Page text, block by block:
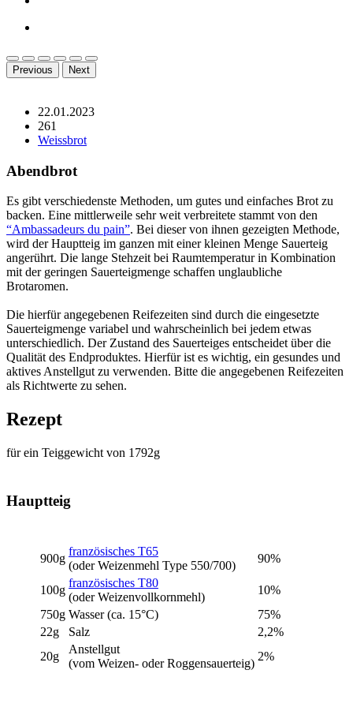
Previous Next
22.01.2023
261
Weissbrot
Abendbrot
Es gibt verschiedenste Methoden, um gutes und einfaches Brot zu
backen. Eine mittlerweile sehr weit verbreitete stammt von den
“Ambassadeurs du pain”. Bei dieser von ihnen gezeigten Methode,
wird der Hauptteig im ganzen mit einer kleinen Menge Sauerteig
angerührt. Die lange Stehzeit bei Raumtemperatur in Kombination
mit der geringen Sauerteigmenge schaffen unglaubliche
Brotaromen.
Die hierfür angegebenen Reifezeiten sind durch die eingesetzte
Sauerteigmenge variabel und wahrscheinlich bei jedem etwas
unterschiedlich. Der Zustand des Sauerteiges entscheidet über die
Qualität des Endproduktes. Hierfür ist es wichtig, ein gesundes und
aktives Anstellgut zu verwenden. Bitte die angegebenen Reifezeiten
als Richtwerte zu sehen.
Rezept
für ein Teiggewicht von 1792g
Hauptteig
900g
französisches T65
(oder Weizenmehl Type 550/700)
90%
100g
französisches T80
(oder Weizenvollkornmehl)
10%
750g Wasser (ca. 15°C)
75%
22g
Salz
2,2%
20g
Anstellgut
(vom Weizen- oder Roggensauerteig)
2%